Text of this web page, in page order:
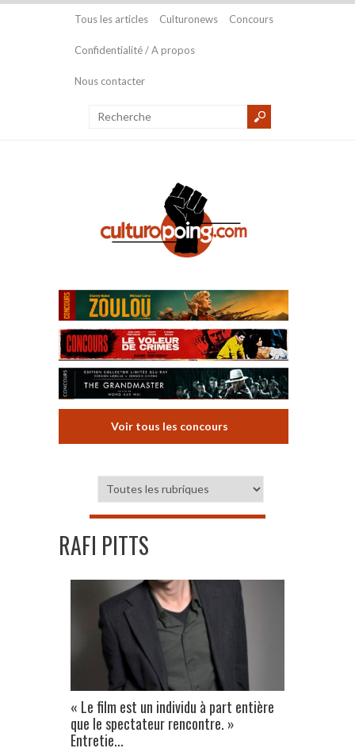
Tous les articles Culturonews Concours
Confidentialité / A propos
Nous contacter
Voir tous les concours
RAFI PITTS
« Le film est un individu à part entière
que le spectateur rencontre. »
Entretie...